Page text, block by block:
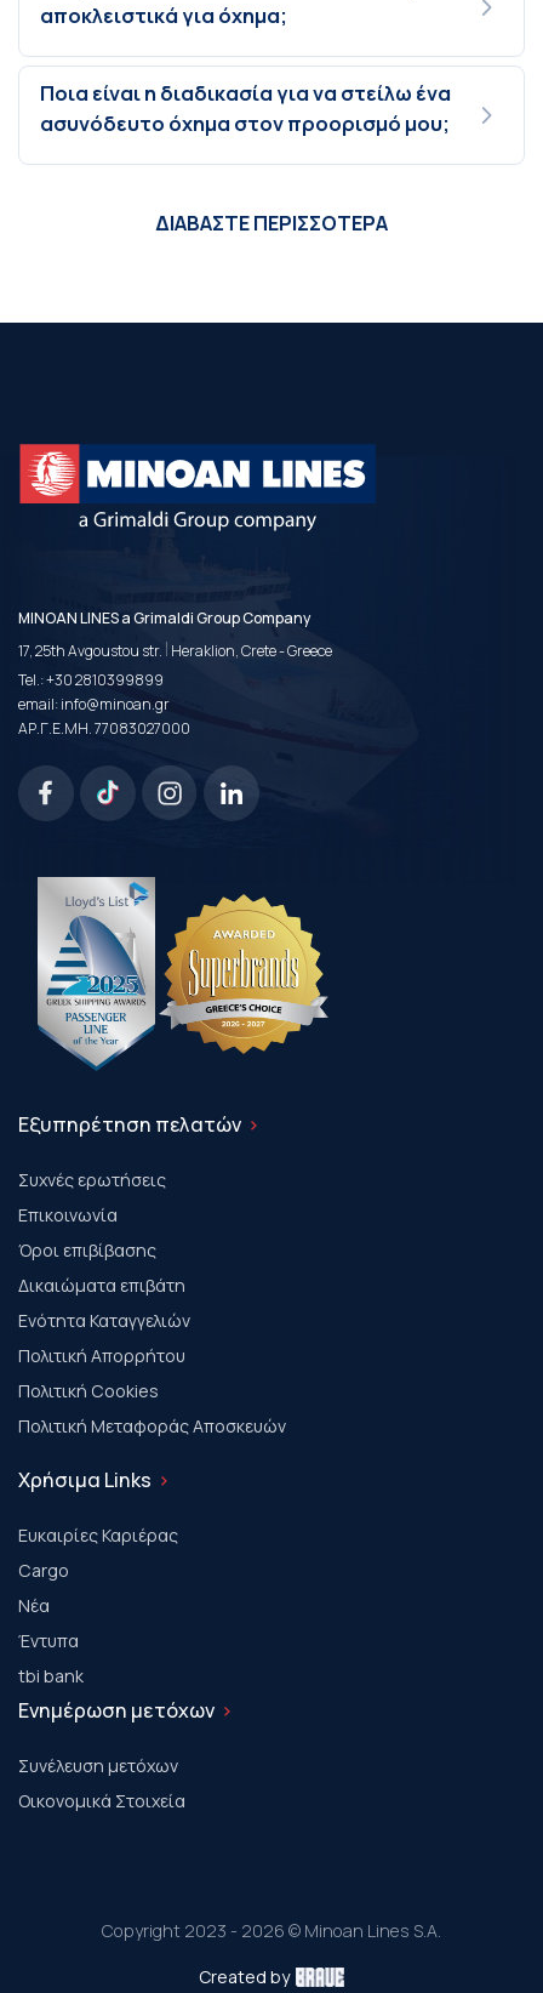
αποκλειστικά για όχημα;
Ποια είναι η διαδικασία για να στείλω ένα
ασυνόδευτο όχημα στον προορισμό μου;
ΔΙΑΒΑΣΤΕ ΠΕΡΙΣΣΟΤΕΡΑ
MINOAN LINES a Grimaldi Group Company
17, 25th Avgoustou str. | Heraklion, Crete - Greece
Tel.:+30 2810399899
email:info@minoan.gr
ΑΡ.Γ.Ε.ΜΗ. 77083027000
Εξυπηρέτηση πελατών
Συχνές ερωτήσεις
Επικοινωνία
Όροι επιβίβασης
Δικαιώματα επιβάτη
Ενότητα Καταγγελιών
Πολιτική Απορρήτου
Πολιτική Cookies
Πολιτική Μεταφοράς Αποσκευών
Χρήσιμα Links
Ευκαιρίες Καριέρας
Cargo
Νέα
Έντυπα
tbi bank
Ενημέρωση μετόχων
Συνέλευση μετόχων
Οικονομικά Στοιχεία
Copyright 2023 - 2026 © Minoan Lines S.A.
Created by